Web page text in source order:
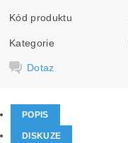
Kód produktu
Kategorie
Dotaz
POPIS
DISKUZE